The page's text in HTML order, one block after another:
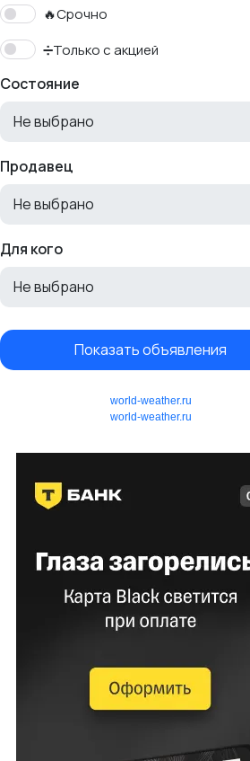
🔥Срочно
➗Только с акцией
Состояние
Не выбрано
Продавец
Не выбрано
Для кого
Не выбрано
Показать объявления
world-weather.ru
world-weather.ru